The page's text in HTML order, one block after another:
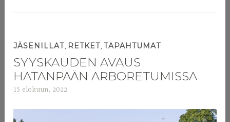
JÄSENILLAT, RETKET,TAPAHTUMAT
SYYSKAUDEN AVAUS
HATANPÄÄN ARBORETUMISSA
15 elokuun, 2022